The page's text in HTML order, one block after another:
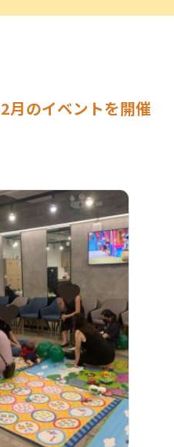
月のイベントを開催